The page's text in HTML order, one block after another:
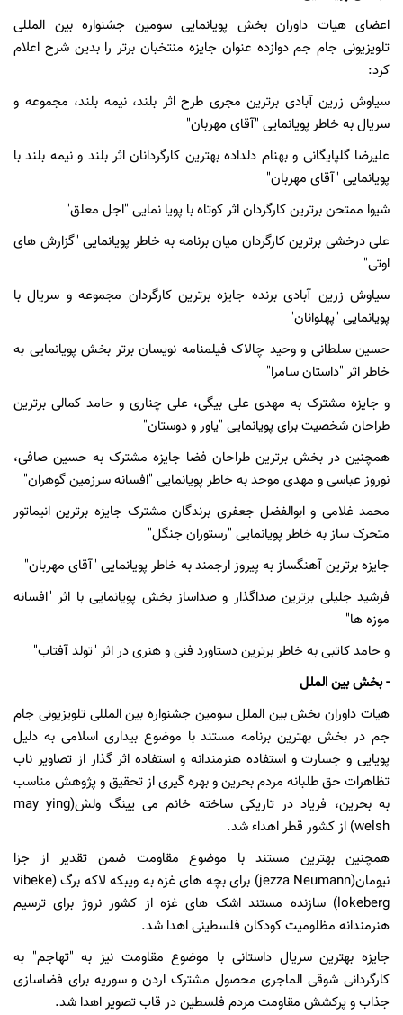
اعضای هیات داوران بخش پویانمایی سومین جشنواره بین المللی
تلویزیونی جام جم دوازده عنوان جایزه منتخبان برتر را بدین شرح اعلام
کرد:
سیاوش زرین آبادی برترین مجری طرح اثر بلند، نیمه بلند، مجموعه و
سریال به خاطر پویانمایی "آقای مهربان"
علیرضا گلپایگانی و بهنام دلداده بهترین کارگردانان اثر بلند و نیمه بلند با
پویانمایی "آقای مهربان"
شیوا ممتحن برترین کارگردان اثر کوتاه با پویا نمایی "اجل معلق"
علی درخشی برترین کارگردان میان برنامه به خاطر پویانمایی "گزارش های
اوتی"
سیاوش زرین آبادی برنده جایزه برترین کارگردان مجموعه و سریال با
پویانمایی "پهلوانان"
حسین سلطانی و وحید چالاک فیلمنامه نویسان برتر بخش پویانمایی به
خاطر اثر "داستان سامرا"
و جایزه مشترک به مهدی علی بیگی، علی چناری و حامد کمالی برترین
طراحان شخصیت برای پویانمایی "یاور و دوستان"
همچنین در بخش برترین طراحان فضا جایزه مشترک به حسین صافی،
نوروز عباسی و مهدی موحد به خاطر پویانمایی "افسانه سرزمین گوهران"
محمد غلامی و ابوالفضل جعفری برندگان مشترک جایزه برترین انیماتور
متحرک ساز به خاطر پویانمایی "رستوران جنگل"
جایزه برترین آهنگساز به پیروز ارجمند به خاطر پویانمایی "آقای مهربان"
فرشید جلیلی برترین صداگذار و صداساز بخش پویانمایی با اثر "افسانه
موزه ها"
و حامد کاتبی به خاطر برترین دستاورد فنی و هنری در اثر "تولد آفتاب"
- بخش بین الملل
هیات داوران بخش بین الملل سومین جشنواره بین المللی تلویزیونی جام
جم در بخش بهترین برنامه مستند با موضوع بیداری اسلامی به دلیل
پویایی و جسارت و استفاده هنرمندانه و استفاده اثر گذار از تصاویر ناب
تظاهرات حق طلبانه مردم بحرین و بهره گیری از تحقیق و پژوهش مناسب
به بحرین، فریاد در تاریکی ساخته خانم می یینگ ولش(may ying
welsh) از کشور قطر اهداء شد.
همچنین بهترین مستند با موضوع مقاومت ضمن تقدیر از جزا
نیومان(jezza Neumann) برای بچه های غزه به ویبکه لاکه برگ (vibeke
lokeberg) سازنده مستند اشک های غزه از کشور نروژ برای ترسیم
هنرمندانه مظلومیت کودکان فلسطینی اهدا شد.
جایزه بهترین سریال داستانی با موضوع مقاومت نیز به "تهاجم" به
کارگردانی شوقی الماجری محصول مشترک اردن و سوریه برای فضاسازی
جذاب و پرکشش مقاومت مردم فلسطین در قاب تصویر اهدا شد.